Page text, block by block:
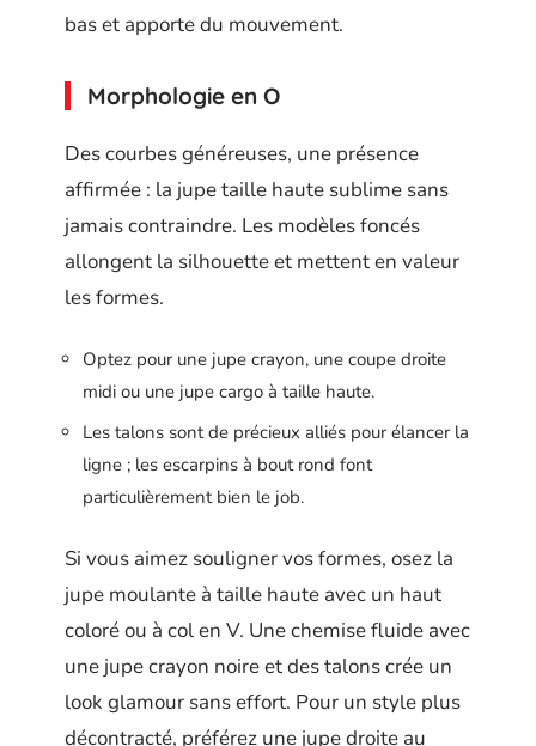
bas et apporte du mouvement.
Morphologie en O
Des courbes généreuses, une présence
affirmée : la jupe taille haute sublime sans
jamais contraindre. Les modèles foncés
allongent la silhouette et mettent en valeur
les formes.
Optez pour une jupe crayon, une coupe droite
midi ou une jupe cargo à taille haute.
Les talons sont de précieux alliés pour élancer la
ligne ; les escarpins à bout rond font
particulièrement bien le job.
Si vous aimez souligner vos formes, osez la
jupe moulante à taille haute avec un haut
coloré ou à col en V. Une chemise fluide avec
une jupe crayon noire et des talons crée un
look glamour sans effort. Pour un style plus
décontracté, préférez une jupe droite au